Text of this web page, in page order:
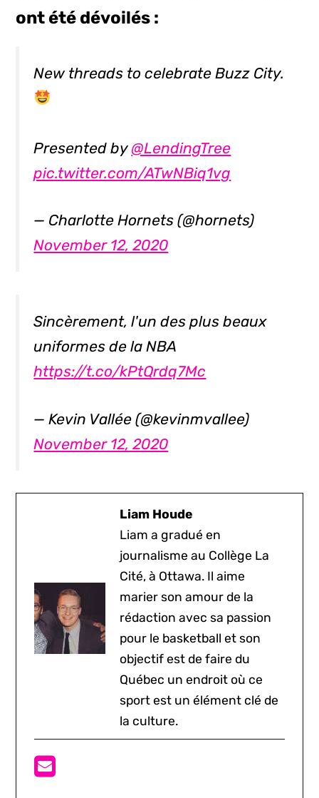
ont été dévoilés :
New threads to celebrate Buzz City.
Presented by @LendingTree
pic.twitter.com/ATwNBiq1vg
— Charlotte Hornets (@hornets)
November 12, 2020
Sincèrement, l'un des plus beaux
uniformes de la NBA
https://t.co/kPtQrdq7Mc
— Kevin Vallée (@kevinmvallee)
November 12, 2020
Liam Houde
Liam a gradué en
journalisme au Collège La
Cité, à Ottawa. Il aime
marier son amour de la
rédaction avec sa passion
pour le basketball et son
objectif est de faire du
Québec un endroit où ce
sport est un élément clé de
la culture.